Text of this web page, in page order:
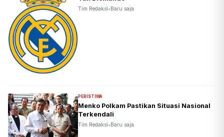
Tim Redaksi•Baru saja
PERISTIWA
Menko Polkam Pastikan Situasi Nasional
Terkendali
Tim Redaksi• Baru saja